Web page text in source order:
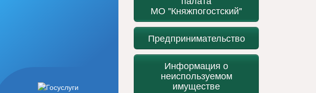
МО "Княжпогостский"
Предпринимательство
Информация о
неиспользуемом
имуществе